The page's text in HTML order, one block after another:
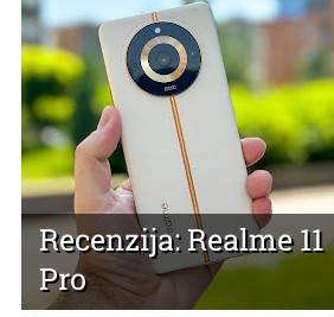
Recenzija: Realme 11
Pro